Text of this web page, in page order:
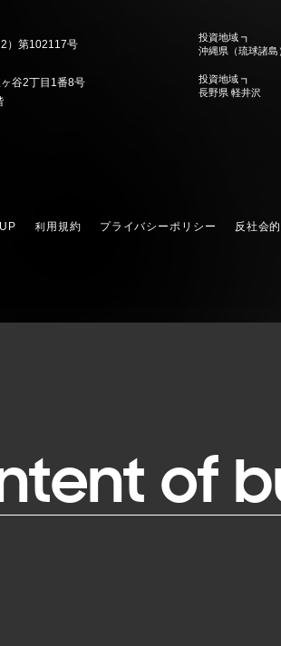
）第102117号
谷2丁目1番8号
投資地域 ┓
沖縄県（琉球諸島
投資地域 ┓
長野県 軽井沢
利用規約 プライバシーポリシー 反社会
of